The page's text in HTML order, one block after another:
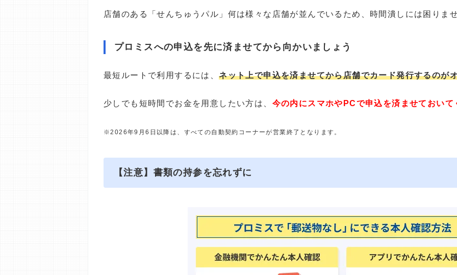
店舗のある「せんちゅうパル」何は様々な店舗が並んでいるため、時間潰しには困りま
プロミスへの申込を先に済ませてから向かいましょう
最短ルートで利用するには、ネット上で申込を済ませてから店舗でカード発行するのが
少しでも短時間でお金を用意したい方は、 今の内にスマホやPCで申込を済ませておいて
※2026年9月6日以降は、すべての自動契約コーナーが営業終了となります。
【注意】書類の持参を忘れずに